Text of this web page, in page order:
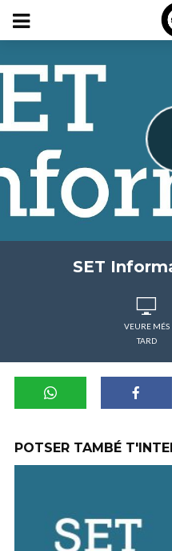
SET
VEURE MÉS
TARD
POTSER TAMBÉ